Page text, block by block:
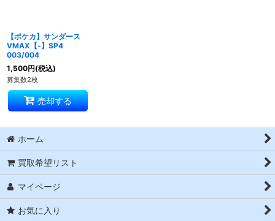
【ポケカ】サンダース
VMAX【-】SP4
003/004
1,500円(税込)
募集数2枚
売却する
ホーム
買取希望リスト
マイページ
お気に入り